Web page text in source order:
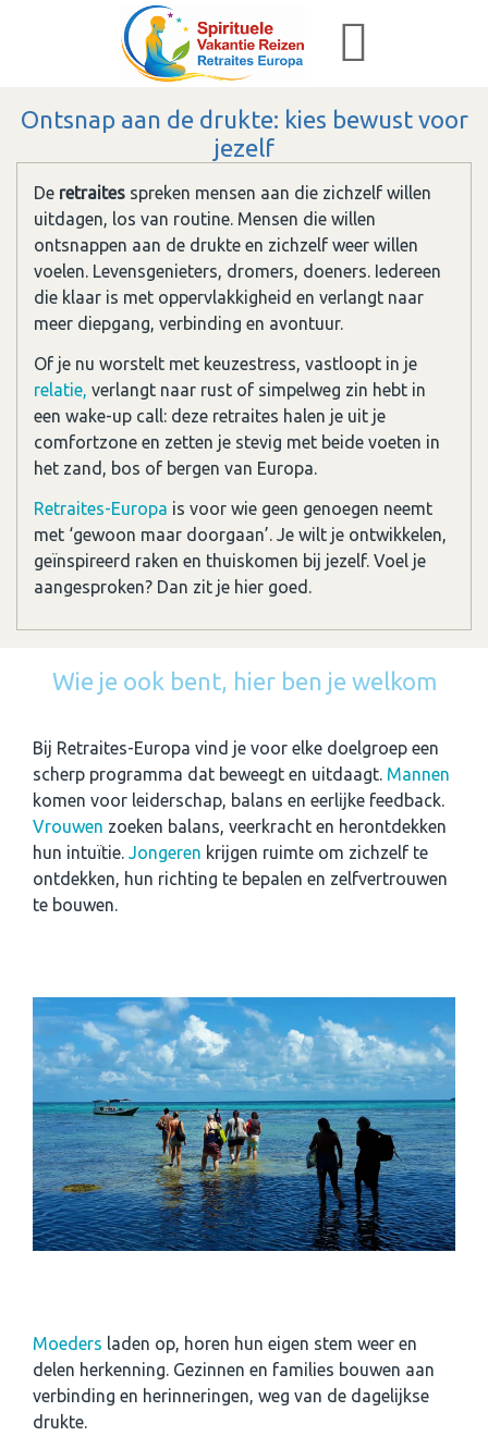
Ontsnap aan de drukte: kies bewust voor
jezelf
De retraites spreken mensen aan die zichzelf willen
uitdagen, los van routine. Mensen die willen
ontsnappen aan de drukte en zichzelf weer willen
voelen. Levensgenieters, dromers, doeners. Iedereen
die klaar is met oppervlakkigheid en verlangt naar
meer diepgang, verbinding en avontuur.
Of je nu worstelt met keuzestress, vastloopt in je
relatie, verlangt naar rust of simpelweg zin hebt in
een wake-up call: deze retraites halen je uit je
comfortzone en zetten je stevig met beide voeten in
het zand, bos of bergen van Europa.
Retraites-Europa is voor wie geen genoegen neemt
met ‘gewoon maar doorgaan’. Je wilt je ontwikkelen,
geïnspireerd raken en thuiskomen bij jezelf. Voel je
aangesproken? Dan zit je hier goed.
Wie je ook bent, hier ben je welkom
Bij Retraites-Europa vind je voor elke doelgroep een
scherp programma dat beweegt en uitdaagt. Mannen
komen voor leiderschap, balans en eerlijke feedback.
Vrouwen zoeken balans, veerkracht en herontdekken
hun intuïtie. Jongeren krijgen ruimte om zichzelf te
ontdekken, hun richting te bepalen en zelfvertrouwen
te bouwen.
Moeders laden op, horen hun eigen stem weer en
delen herkenning. Gezinnen en families bouwen aan
verbinding en herinneringen, weg van de dagelijkse
drukte.